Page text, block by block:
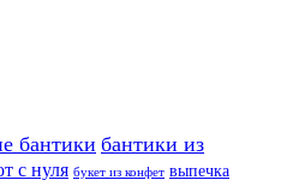
бантики бантики из
с нуля букет из конфет выпечка